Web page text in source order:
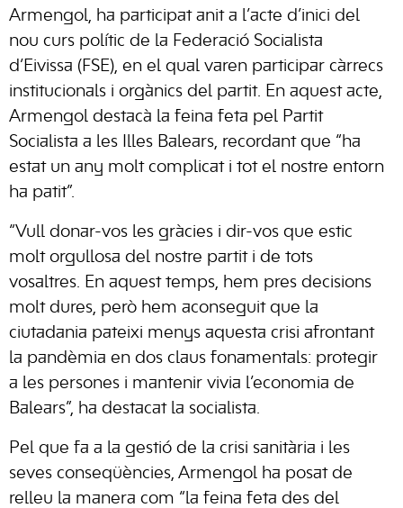
Armengol, ha participat anit a l’acte d’inici del
nou curs polític de la Federació Socialista
d’Eivissa (FSE), en el qual varen participar càrrecs
institucionals i orgànics del partit. En aquest acte,
Armengol destacà la feina feta pel Partit
Socialista a les Illes Balears, recordant que “ha
estat un any molt complicat i tot el nostre entorn
ha patit”.
“Vull donar-vos les gràcies i dir-vos que estic
molt orgullosa del nostre partit i de tots
vosaltres. En aquest temps, hem pres decisions
molt dures, però hem aconseguit que la
ciutadania pateixi menys aquesta crisi afrontant
la pandèmia en dos claus fonamentals: protegir
a les persones i mantenir vivia l’economia de
Balears”, ha destacat la socialista.
Pel que fa a la gestió de la crisi sanitària i les
seves conseqüències, Armengol ha posat de
relleu la manera com “la feina feta des del